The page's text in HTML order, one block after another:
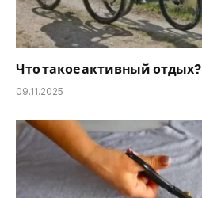
Что такое активный отдых?
09.11.2025